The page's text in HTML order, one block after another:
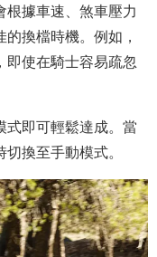
根據車速、煞車壓力
換檔時機。例如，
即使在騎士容易疏忽
式即可輕鬆達成。當
換至手動模式。